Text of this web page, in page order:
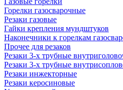
Горелки газосварочные
Резаки газовые
Гайки крепления мундштуков
Наконечники к горелкам
Прочее для резаков
Резаки 3-х трубные
Резаки 3-х трубные
Резаки инжекторные
Резаки керосиновые